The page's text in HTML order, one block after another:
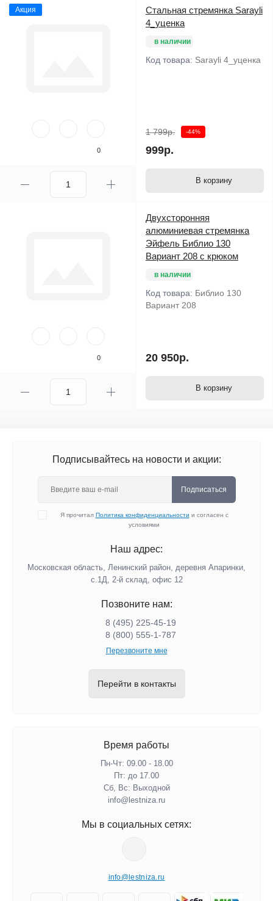
Акция
0
Стальная стремянка Sarayli
4_уценка
в наличии
Код товара: Sarayli 4_уценка
1 799р. -44%
999р.
В корзину
0
Двухсторонняя
алюминиевая стремянка
Эйфель Библио 130
Вариант 208 с крюком
в наличии
Код товара: Библио 130
Вариант 208
20 950р.
В корзину
Подписывайтесь на новости и акции:
Подписаться
Я прочитал Политика конфиденциальности и согласен с
условиями
Наш адрес:
Московская область, Ленинский район, деревня Апаринки,
с.1Д, 2-й склад, офис 12
Позвоните нам:
8 (495) 225-45-19
8 (800) 555-1-787
Перезвоните мне
Перейти в контакты
Время работы
Пн-Чт: 09.00 - 18.00
Пт: до 17.00
Сб, Вс: Выходной
info@lestniza.ru
Мы в социальных сетях:
info@lestniza.ru